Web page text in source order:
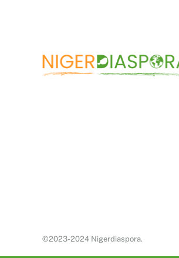
©2023-2024 Nigerdiaspora.